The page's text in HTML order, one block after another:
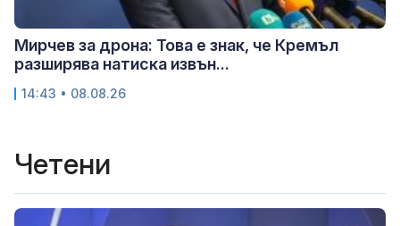
Мирчев за дрона: Това е знак, че Кремъл
разширява натиска извън...
14:43 • 08.08.26
Четени